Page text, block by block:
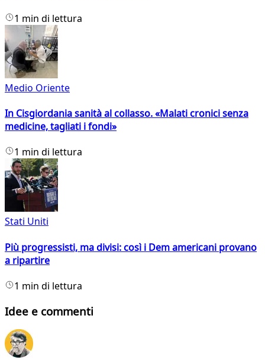
1 min di lettura
Medio Oriente
In Cisgiordania sanità al collasso. «Malati cronici senza
medicine, tagliati i fondi»
1 min di lettura
Stati Uniti
Più progressisti, ma divisi: così i Dem americani provano
a ripartire
1 min di lettura
Idee e commenti